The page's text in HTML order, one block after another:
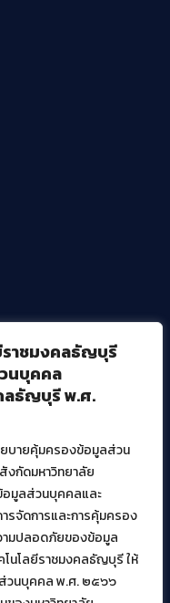
ราชมงคลธัญบุรี
นบุคคล
ลธัญบุรี พ.ศ.
ยบายคุ้มครองข้อมูลส่วน
งกัดมหาวิทยาลัย
อมูลส่วนบุคคลและ
รจัดการและการคุ้มครอง
ามปลอดภัยของข้อมูล
โนโลยีราชมงคลธัญบุรี ให้
วนบุคคล พ.ศ. ๒๕๖๖
นอก
SME โดย. มทร.ธัญบุรี
รเครื่องจักรกลทางการ
ปสินค้าเกษตรระดับชุมชน